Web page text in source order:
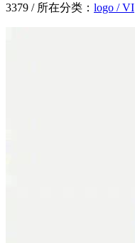
3379 / 所在分类： logo / VI